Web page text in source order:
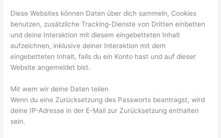
Diese Websites können Daten über dich sammeln, Cookies
benutzen, zusätzliche Tracking-Dienste von Dritten einbetten
und deine Interaktion mit diesem eingebetteten Inhalt
aufzeichnen, inklusive deiner Interaktion mit dem
eingebetteten Inhalt, falls du ein Konto hast und auf dieser
Website angemeldet bist.
Mit wem wir deine Daten teilen
Wenn du eine Zurücksetzung des Passworts beantragst, wird
deine IP-Adresse in der E-Mail zur Zurücksetzung enthalten
sein.